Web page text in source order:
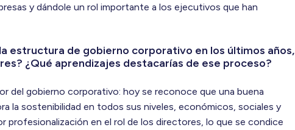
y dándole un rol importante a los ejecutivos que han
estructura de gobierno corporativo en los últimos años,
¿Qué aprendizajes destacarías de ese proceso?
del gobierno corporativo: hoy se reconoce que una buena
la sostenibilidad en todos sus niveles, económicos, sociales y
profesionalización en el rol de los directores, lo que se condice